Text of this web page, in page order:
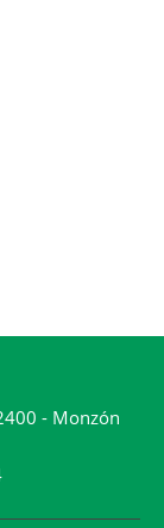
- Monzón